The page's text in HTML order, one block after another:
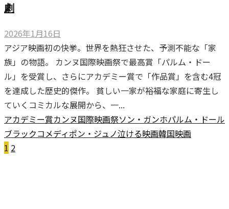
劇
2026年1月16日
アジア映画初の快挙。世界を熱狂させた、予測不能な「家
族」の物語。 カンヌ国際映画祭で最高賞「パルム・ドー
ル」を受賞し、さらにアカデミー賞で「作品賞」を含む4冠
を達成した歴史的傑作。 貧しい一家が裕福な家庭に寄生し
ていくコミカルな展開から、一...
アカデミー賞カンヌ国際映画祭ソン・ガンホパルム・ドール
ブラックコメディポン・ジュノ泣ける映画韓国映画
投
1 2